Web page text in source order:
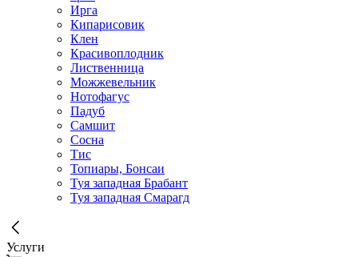
Ирга
Кипарисовик
Клен
Красивоплодник
Лиственница
Можжевельник
Нотофагус
Падуб
Самшит
Сосна
Тис
Топиары, Бонсаи
Туя западная Брабант
Туя западная Смарагд
Услуги